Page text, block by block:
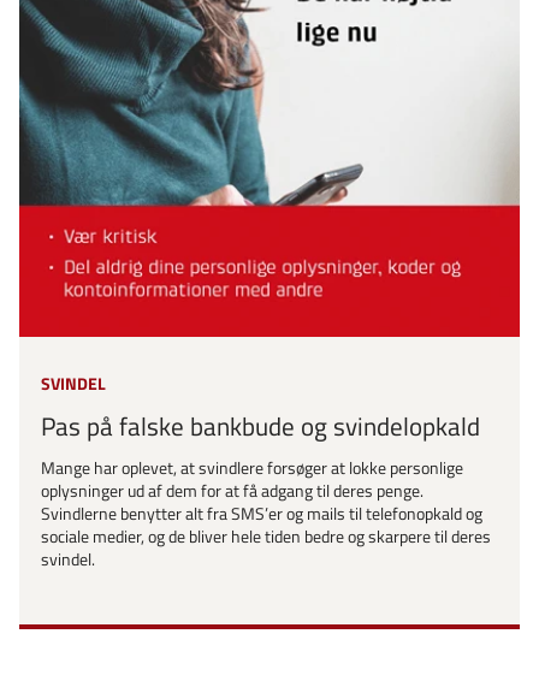
SVINDEL
Pas på falske bankbude og svindelopkald
Mange har oplevet, at svindlere forsøger at lokke personlige
oplysninger ud af dem for at få adgang til deres penge.
Svindlerne benytter alt fra SMS’er og mails til telefonopkald og
sociale medier, og de bliver hele tiden bedre og skarpere til deres
svindel.